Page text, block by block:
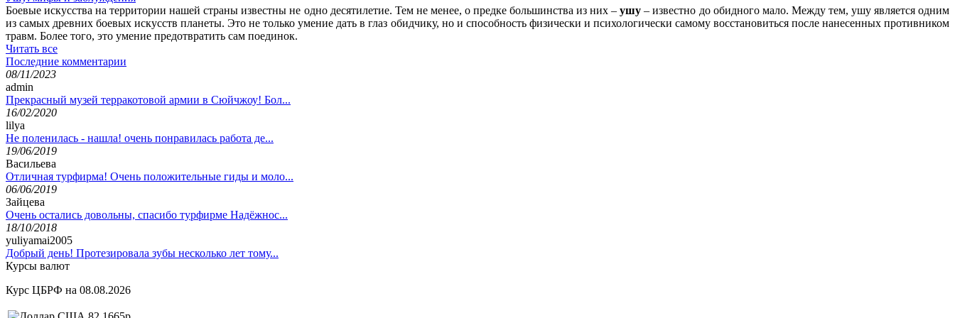
Боевые искусства на территории нашей страны известны не одно десятилетие. Тем не менее, о предке большинства из них –ушу – известно до обидного мало. Между тем, ушу является одним
из самых древних боевых искусств планеты. Это не только умение дать в глаз обидчику, но и способность физически и психологически самому восстановиться после нанесенных противником
травм. Более того, это умение предотвратить сам поединок.
Читать все
Последние комментарии
08/11/2023
admin
Прекрасный музей терракотовой армии в Сюйчжоу! Бол...
16/02/2020
lilya
Не поленилась - нашла! очень понравилась работа де...
19/06/2019
Васильева
Отличная турфирма! Очень положительные гиды и моло...
06/06/2019
Зайцева
Очень остались довольны, спасибо турфирме Надёжнос...
18/10/2018
yuliyamai2005
Добрый день! Протезировала зубы несколько лет тому...
Курсы валют
Курс ЦБРФ на 08.08.2026